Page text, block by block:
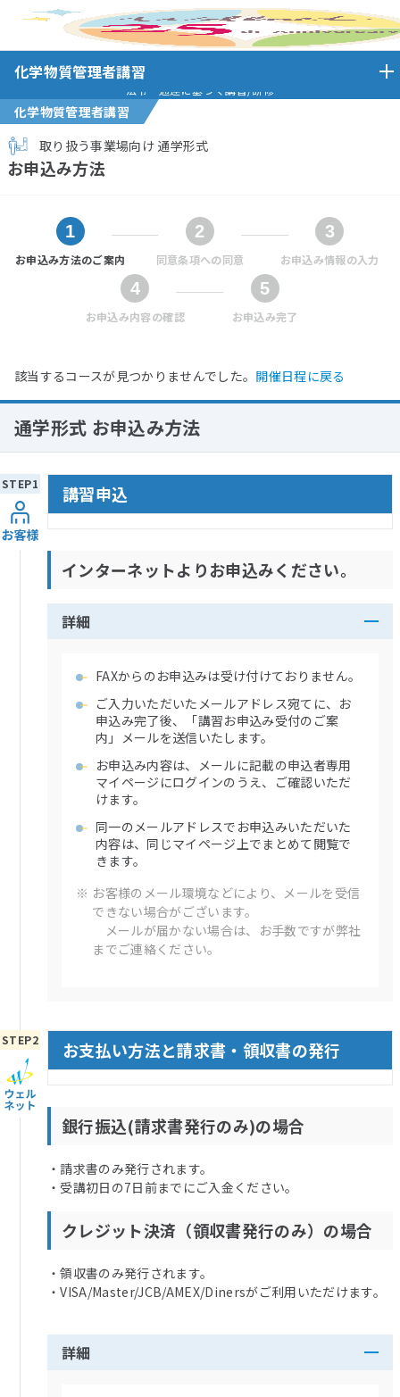
ホーム 化学物質管理者講習
化学物質管理者講習
法令・通達に基づく講習/研修
化学物質管理者講習
取り扱う事業場向け 通学形式
お申込み方法
お申込み方法のご案内 同意条項への同意 お申込み情報の入力
お申込み内容の確認 お申込み完了
該当するコースが見つかりませんでした。 開催日程に戻る
通学形式 お申込み方法
講習申込
インターネットよりお申込みください。
詳細
FAXからのお申込みは受け付けておりません。
ご入力いただいたメールアドレス宛てに、お
申込み完了後、「講習お申込み受付のご案
内」メールを送信いたします。
お申込み内容は、メールに記載の申込者専用
マイページにログインのうえ、ご確認いただ
けます。
同一のメールアドレスでお申込みいただいた
内容は、同じマイページ上でまとめて閲覧で
きます。
※ お客様のメール環境などにより、メールを受信
できない場合がございます。
メールが届かない場合は、お手数ですが弊社
までご連絡ください。
お支払い方法と請求書・領収書の発行
銀行振込(請求書発行のみ)の場合
・請求書のみ発行されます。
・受講初日の7日前までにご入金ください。
クレジット決済（領収書発行のみ）の場合
・領収書のみ発行されます。
・VISA/Master/JCB/AMEX/Dinersがご利用いただけます。
詳細